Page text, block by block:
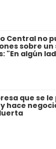
Central no
sobre
"En algún
que se
hace